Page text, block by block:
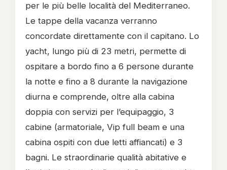
per le più belle località del Mediterraneo.
Le tappe della vacanza verranno
concordate direttamente con il capitano. Lo
yacht, lungo più di 23 metri, permette di
ospitare a bordo fino a 6 persone durante
la notte e fino a 8 durante la navigazione
diurna e comprende, oltre alla cabina
doppia con servizi per l’equipaggio, 3
cabine (armatoriale, Vip full beam e una
cabina ospiti con due letti affiancati) e 3
bagni. Le straordinarie qualità abitative e